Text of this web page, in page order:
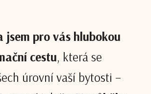
jsem pro vás hlubokou
cestu, která se
úrovní vaší bytosti –